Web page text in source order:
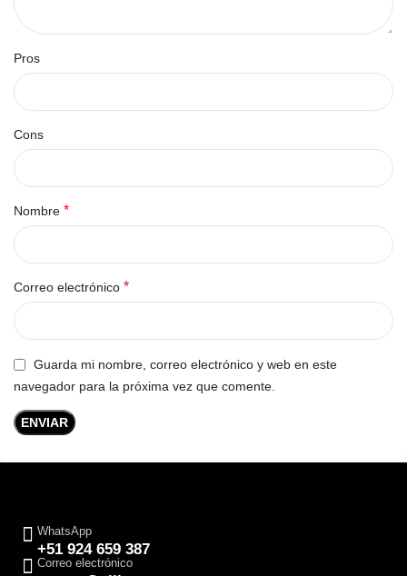
Pros
Cons
Nombre *
Correo electrónico *
Guarda mi nombre, correo electrónico y web en este
navegador para la próxima vez que comente.
WhatsApp
+51 924 659 387
Correo electrónico